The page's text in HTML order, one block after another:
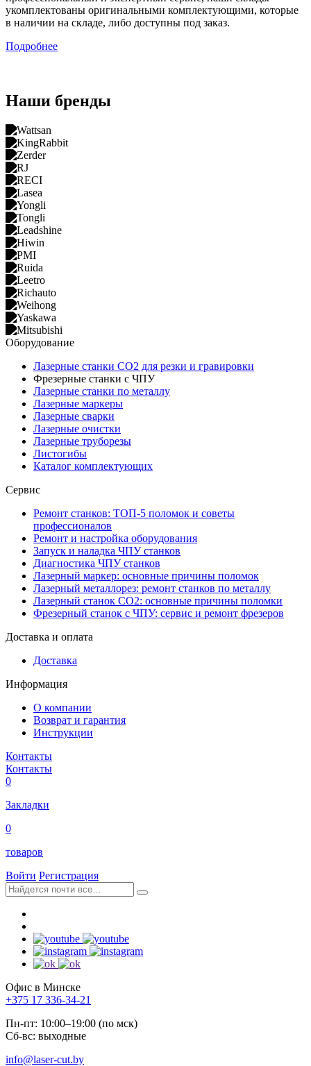
укомплектованы оригинальными комплектующими, которые
в наличии на складе, либо доступны под заказ.
Подробнее
Наши бренды
Оборудование
Лазерные станки CO2 для резки и гравировки
Фрезерные станки с ЧПУ
Лазерные станки по металлу
Лазерные маркеры
Лазерные сварки
Лазерные очистки
Лазерные труборезы
Листогибы
Каталог комплектующих
Сервис
Ремонт станков: ТОП-5 поломок и советы
профессионалов
Ремонт и настройка оборудования
Запуск и наладка ЧПУ станков
Диагностика ЧПУ станков
Лазерный маркер: основные причины поломок
Лазерный металлорез: ремонт станков по металлу
Лазерный станок СО2: основные причины поломки
Фрезерный станок с ЧПУ: сервис и ремонт фрезеров
Доставка и оплата
Доставка
Информация
О компании
Возврат и гарантия
Инструкции
Контакты
Контакты
0
Закладки
0
товаров
Войти Регистрация
Офис в Минске
+375 17 336-34-21
Пн-пт: 10:00–19:00 (по мск)
Сб-вс: выходные
info@laser-cut.by